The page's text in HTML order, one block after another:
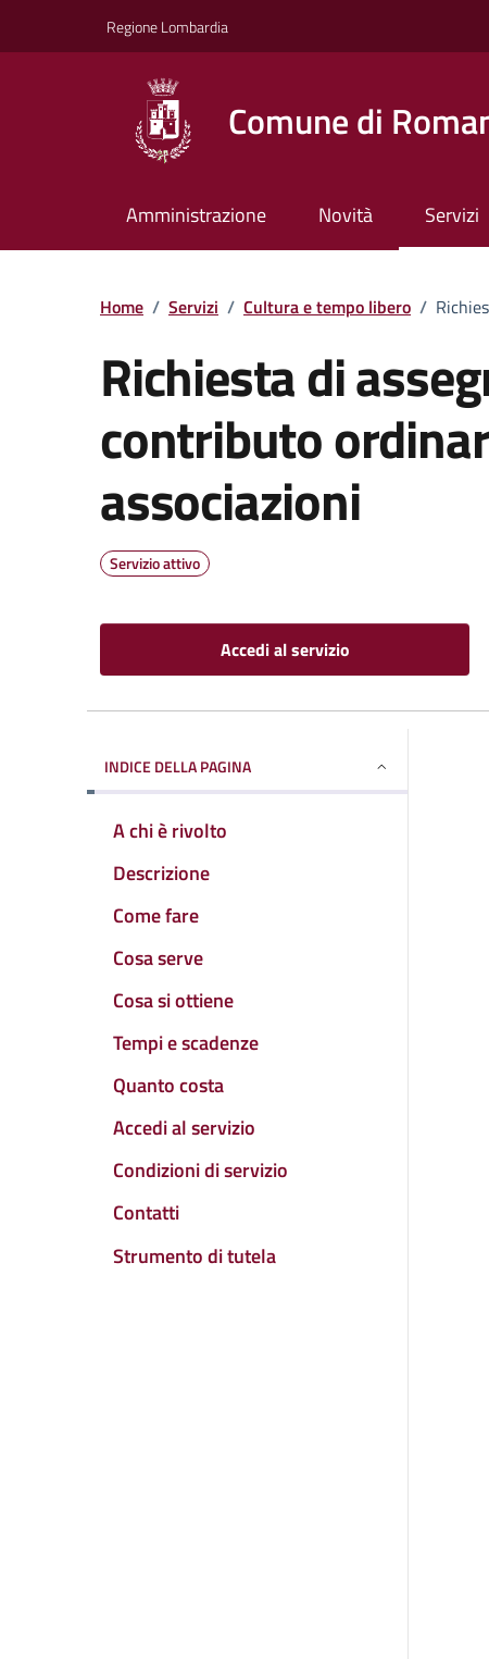
Regione Lombardia
Comune di
Amministrazione Novità Servizi
Home / Servizi / Cultura e tempo libero /
Richiesta di
contributo
associazioni
Servizio attivo
Accedi al servizio
INDICE DELLA PAGINA
A chi è rivolto
Descrizione
Come fare
Cosa serve
Cosa si ottiene
Tempi e scadenze
Quanto costa
Accedi al servizio
Condizioni di servizio
Contatti
Strumento di tutela